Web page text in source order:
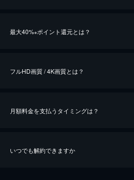
最大40%※ポイント還元とは？
※40％ポイント還元の対象は、クレジットカード決済
フルHD画質 / 4K画質とは？
月額料金を支払うタイミングは？
いつでも解約できますか